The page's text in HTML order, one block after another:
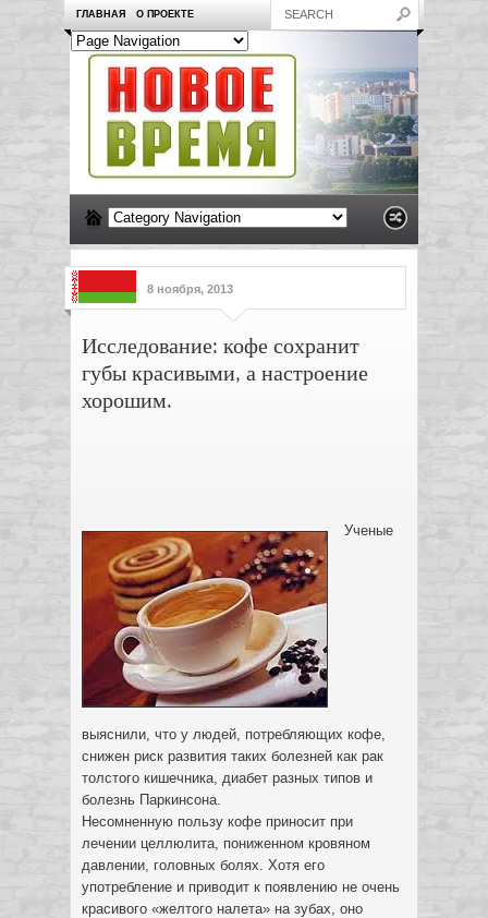
ГЛАВНАЯ О ПРОЕКТЕ
8 ноября, 2013
Исследование: кофе сохранит
губы красивыми, а настроение
хорошим.
Ученые
выяснили, что у людей, потребляющих кофе,
снижен риск развития таких болезней как рак
толстого кишечника, диабет разных типов и
болезнь Паркинсона.
Несомненную пользу кофе приносит при
лечении целлюлита, пониженном кровяном
давлении, головных болях. Хотя его
употребление и приводит к появлению не очень
красивого «желтого налета» на зубах, оно